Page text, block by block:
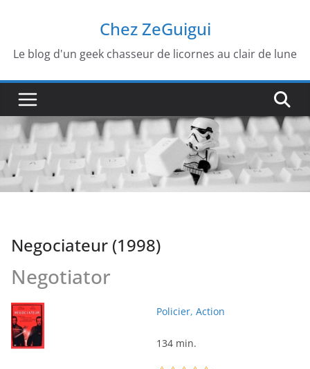
contenu
Chez ZeGuigui
Le blog d'un geek chasseur de licornes au clair de lune
Negociateur (1998)
Negotiator
Policier, Action
134 min.